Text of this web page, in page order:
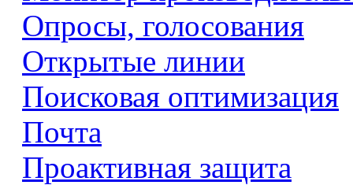
Опросы, голосования
Открытые линии
Поисковая оптимизация
Почта
Проактивная защита